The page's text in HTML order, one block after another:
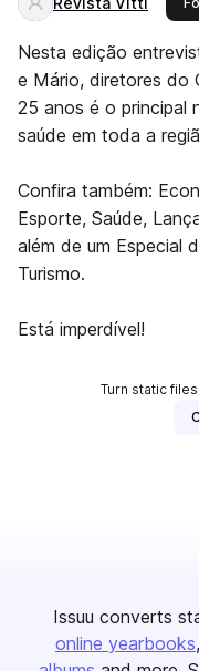
Nesta edição
e Mário, diretores do
25 anos é o principal
saúde em toda a
Confira também:
Esporte, Saúde,
além de um Especial
Turismo.
Está imperdível!
Turn static
Issuu converts
online yearbooks